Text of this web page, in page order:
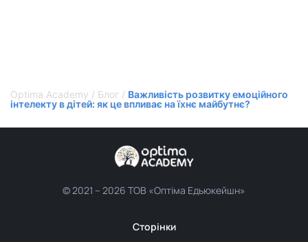
Optima Academy / Блог / Важливість розвитку емоційного
інтелекту в дітей: як це впливає на їхнє майбутнє?
© 2021 – 2026 ТОВ «Оптіма Едьюкейшн»
Сторінки